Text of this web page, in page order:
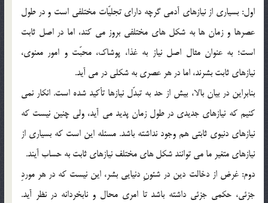
اول: بسياري از نيازهاي آدمي گرچه داراي تجليّات مختلفي است و در طول
عصرها و زمان ها به شكل هاي مختلفي بروز مي كند، اما در اصل ثابت
است؛ به عنوان مثال اصل نياز به غذا، پوشاك، محبّت و امور معنوي،
نيازهاي ثابت بشرند، اما در هر عصري به شكلي در مي آيد.
بنابراين در بيان بالا، بيش از حد به تبدّل نيازها تأكيد شده است. انكار نمي
كنيم كه نيازهاي جديدي در طول زمان پديد مي آيد، ولي چنين نيست كه
نيازهاي دنيوي ثابتي هم وجود نداشته باشد. مسئله اين است كه بسياري از
نيازهاي متغير ما مي توانند شكل هاي مختلف نيازهاي ثابت به حساب آيند.
دوم: غرض از دخالت دين در شئونِ دنيايي بشر، اين نيست كه در هر موردِ
جزئي، حكمي جزئي داشته باشد تا امري محال و نابخردانه در نظر آيد.